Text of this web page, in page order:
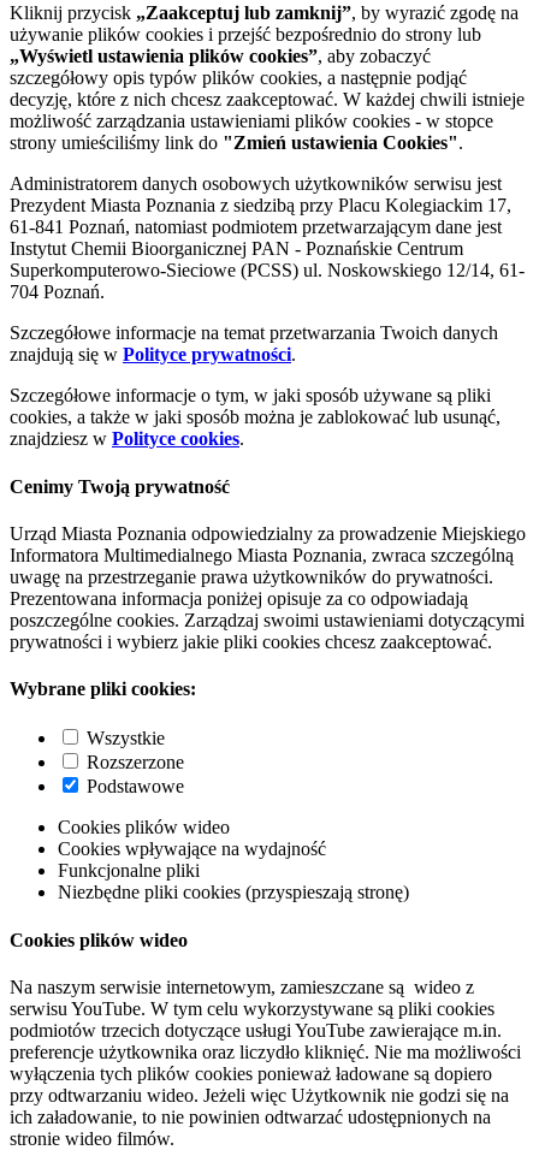
Kliknij przycisk „Zaakceptuj lub zamknij”, by wyrazić zgodę na
używanie plików cookies i przejść bezpośrednio do strony lub
„Wyświetl ustawienia plików cookies”, aby zobaczyć
szczegółowy opis typów plików cookies, a następnie podjąć
decyzję, które z nich chcesz zaakceptować. W każdej chwili istnieje
możliwość zarządzania ustawieniami plików cookies - w stopce
strony umieściliśmy link do "Zmień ustawienia Cookies".
Administratorem danych osobowych użytkowników serwisu jest
Prezydent Miasta Poznania z siedzibą przy Placu Kolegiackim 17,
61-841 Poznań, natomiast podmiotem przetwarzającym dane jest
Instytut Chemii Bioorganicznej PAN - Poznańskie Centrum
Superkomputerowo-Sieciowe (PCSS) ul. Noskowskiego 12/14, 61-
704 Poznań.
Szczegółowe informacje na temat przetwarzania Twoich danych
znajdują się w Polityce prywatności.
Szczegółowe informacje o tym, w jaki sposób używane są pliki
cookies, a także w jaki sposób można je zablokować lub usunąć,
znajdziesz w Polityce cookies.
Cenimy Twoją prywatność
Urząd Miasta Poznania odpowiedzialny za prowadzenie Miejskiego
Informatora Multimedialnego Miasta Poznania, zwraca szczególną
uwagę na przestrzeganie prawa użytkowników do prywatności.
Prezentowana informacja poniżej opisuje za co odpowiadają
poszczególne cookies. Zarządzaj swoimi ustawieniami dotyczącymi
prywatności i wybierz jakie pliki cookies chcesz zaakceptować.
Wybrane pliki cookies:
Wszystkie
Rozszerzone
Podstawowe
Cookies plików wideo
Cookies wpływające na wydajność
Funkcjonalne pliki
Niezbędne pliki cookies (przyspieszają stronę)
Cookies plików wideo
Na naszym serwisie internetowym, zamieszczane są wideo z
serwisu YouTube. W tym celu wykorzystywane są pliki cookies
podmiotów trzecich dotyczące usługi YouTube zawierające m.in.
preferencje użytkownika oraz liczydło kliknięć. Nie ma możliwości
wyłączenia tych plików cookies ponieważ ładowane są dopiero
przy odtwarzaniu wideo. Jeżeli więc Użytkownik nie godzi się na
ich załadowanie, to nie powinien odtwarzać udostępnionych na
stronie wideo filmów.